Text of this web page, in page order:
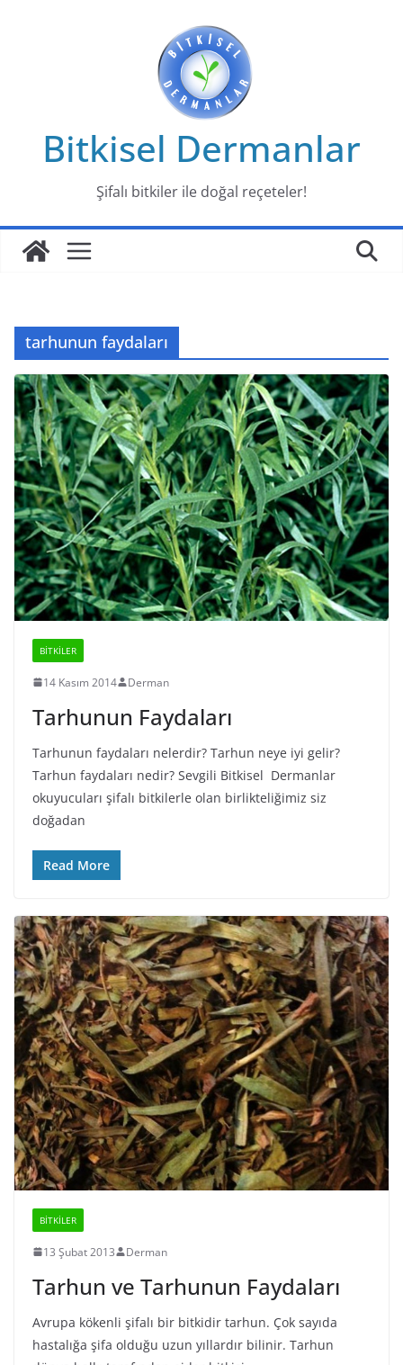
Bitkisel Dermanlar
Şifalı bitkiler ile doğal reçeteler!
tarhunun faydaları
BİTKİLER
14 Kasım 2014 Derman
Tarhunun Faydaları
Tarhunun faydaları nelerdir? Tarhun neye iyi gelir?
Tarhun faydaları nedir? Sevgili Bitkisel Dermanlar
okuyucuları şifalı bitkilerle olan birlikteliğimiz siz
doğadan
Read More
BİTKİLER
13 Şubat 2013 Derman
Tarhun ve Tarhunun Faydaları
Avrupa kökenli şifalı bir bitkidir tarhun. Çok sayıda
hastalığa şifa olduğu uzun yıllardır bilinir. Tarhun